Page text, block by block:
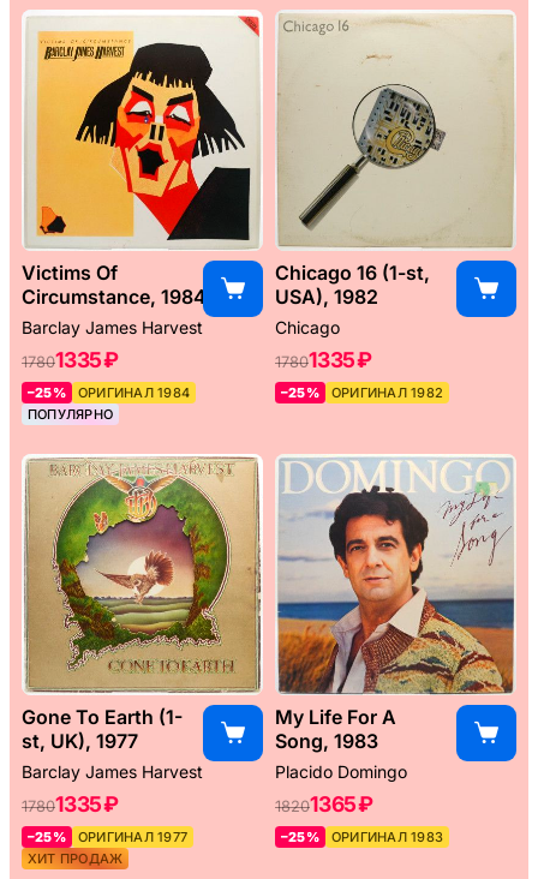
Victims Of
Circumstance, 1984
Barclay James Harvest
17801335 ₽
–25%
ОРИГИНАЛ 1984
ПОПУЛЯРНО
Chicago 16 (1-st,
USA), 1982
Chicago
17801335 ₽
–25% ОРИГИНАЛ 1982
Gone To Earth (1-
st, UK), 1977
Barclay James Harvest
17801335 ₽
–25%
ОРИГИНАЛ 1977
ХИТ ПРОДАЖ
My Life For A
Song, 1983
Placido Domingo
18201365 ₽
–25% ОРИГИНАЛ 1983